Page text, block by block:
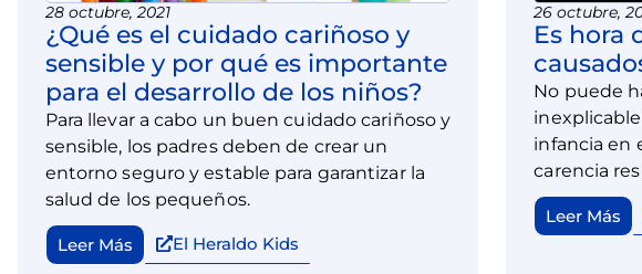
28 octubre, 2021
¿Qué es el cuidado cariñoso y
sensible y por qué es importante
para el desarrollo de los niños?
Para llevar a cabo un buen cuidado cariñoso y
sensible, los padres deben de crear un
entorno seguro y estable para garantizar la
salud de los pequeños.
Leer Más El Heraldo Kids
26 octubre,
Es hora
No puede
infancia en
carencia
Leer Más